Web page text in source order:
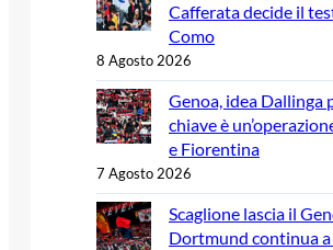
Cafferata decide il
Como
8 Agosto 2026
Genoa, idea Dallinga
chiave è
e Fiorentina
7 Agosto 2026
Scaglione lascia il
Dortmund continua